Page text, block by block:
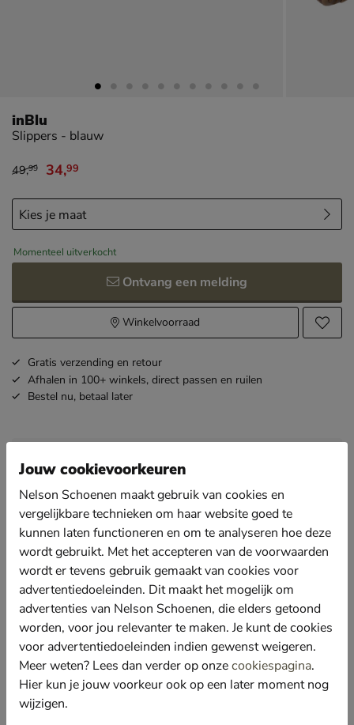
inBlu
Slippers - blauw
van € 49,99 voor € 34,99
49,99 34,99
Momenteel uitverkocht
Ontvang een melding
Winkelvoorraad
Gratis verzending en retour
Afhalen in 100+ winkels, direct passen en ruilen
Bestel nu, betaal later
Artikelnummer 1176102450-50
inBlu heren slipper
Ik ga op vakantie er ik neem .... een paar comfortabele
slippers.
De banden zijn uitgevoerd in imitatieleer en textiel. de
brede banden zitten comfortabel om de voet.
Bevat een leren voetbed met heerlijk foam voetbed.
Afgewerkt met een flexibele rubberen loopzool.
Specificaties
Jouw cookievoorkeuren
Nelson Schoenen maakt gebruik van cookies en
vergelijkbare technieken om haar website goed te
kunnen laten functioneren en om te analyseren hoe deze
wordt gebruikt. Met het accepteren van de voorwaarden
wordt er tevens gebruik gemaakt van cookies voor
advertentiedoeleinden. Dit maakt het mogelijk om
advertenties van Nelson Schoenen, die elders getoond
worden, voor jou relevanter te maken. Je kunt de cookies
voor advertentiedoeleinden indien gewenst weigeren.
Meer weten? Lees dan verder op onzecookiespagina.
Hier kun je jouw voorkeur ook op een later moment nog
wijzigen.